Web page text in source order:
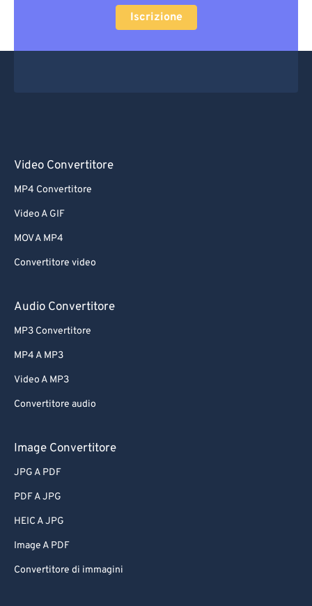
Iscrizione
Video Convertitore
MP4 Convertitore
Video A GIF
MOV A MP4
Convertitore video
Audio Convertitore
MP3 Convertitore
MP4 A MP3
Video A MP3
Convertitore audio
Image Convertitore
JPG A PDF
PDF A JPG
HEIC A JPG
Image A PDF
Convertitore di immagini